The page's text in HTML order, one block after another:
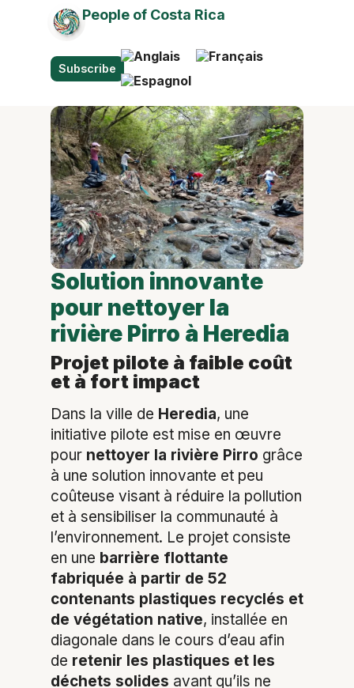
People of Costa Rica
Subscribe
Solution innovante
pour nettoyer la
rivière Pirro à Heredia
Projet pilote à faible coût
et à fort impact
Dans la ville de Heredia, une
initiative pilote est mise en œuvre
pour nettoyer la rivière Pirro grâce
à une solution innovante et peu
coûteuse visant à réduire la pollution
et à sensibiliser la communauté à
l’environnement. Le projet consiste
en une barrière flottante
fabriquée à partir de 52
contenants plastiques recyclés et
de végétation native, installée en
diagonale dans le cours d’eau afin
de retenir les plastiques et les
déchets solides avant qu’ils ne